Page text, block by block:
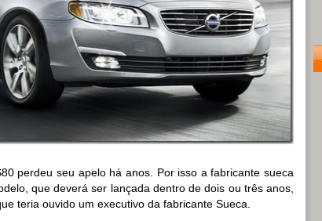
perdeu seu apelo há anos. Por isso a fabricante sueca
que deverá ser lançada dentro de dois ou três anos,
teria ouvido um executivo da fabricante Sueca.